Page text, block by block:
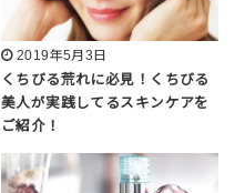
2019年5月3日
くちびる荒れに必見！くちびる
美人が実践してるスキンケアを
ご紹介！